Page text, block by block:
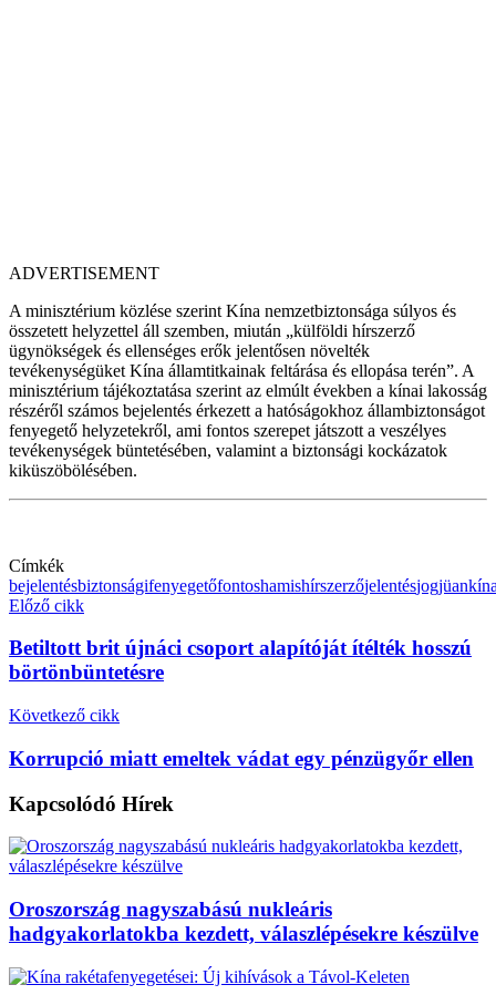
ADVERTISEMENT
A minisztérium közlése szerint Kína nemzetbiztonsága súlyos és
összetett helyzettel áll szemben, miután „külföldi hírszerző
ügynökségek és ellenséges erők jelentősen növelték
tevékenységüket Kína államtitkainak feltárása és ellopása terén”. A
minisztérium tájékoztatása szerint az elmúlt években a kínai lakosság
részéről számos bejelentés érkezett a hatóságokhoz állambiztonságot
fenyegető helyzetekről, ami fontos szerepet játszott a veszélyes
tevékenységek büntetésében, valamint a biztonsági kockázatok
kiküszöbölésében.
Címkék
bejelentésbiztonságifenyegetőfontoshamishírszerzőjelentésjogjüan
Előző cikk
Betiltott brit újnáci csoport alapítóját ítélték hosszú
börtönbüntetésre
Következő cikk
Korrupció miatt emeltek vádat egy pénzügyőr ellen
Kapcsolódó Hírek
Oroszország nagyszabású nukleáris
hadgyakorlatokba kezdett, válaszlépésekre készülve